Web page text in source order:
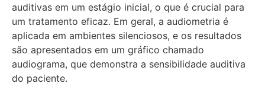
auditivas em um estágio inicial, o que é crucial para
um tratamento eficaz. Em geral, a audiometria é
aplicada em ambientes silenciosos, e os resultados
são apresentados em um gráfico chamado
audiograma, que demonstra a sensibilidade auditiva
do paciente.